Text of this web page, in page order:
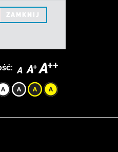
ZAMKNIJ